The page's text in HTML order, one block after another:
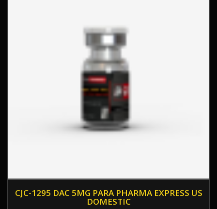
CJC-1295 DAC 5MG PARA PHARMA EXPRESS US
DOMESTIC